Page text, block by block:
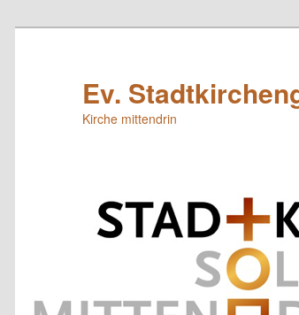
Ev.
Kirche mittendrin